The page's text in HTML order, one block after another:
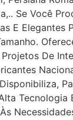
Se Você
E Elegantes
De
Tecnologia